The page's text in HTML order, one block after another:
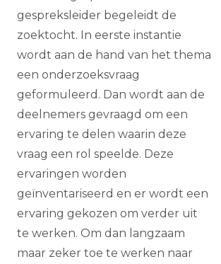
gespreksleider begeleidt de
zoektocht. In eerste instantie
wordt aan de hand van het thema
een onderzoeksvraag
geformuleerd. Dan wordt aan de
deelnemers gevraagd om een
ervaring te delen waarin deze
vraag een rol speelde. Deze
ervaringen worden
geïnventariseerd en er wordt een
ervaring gekozen om verder uit
te werken. Om dan langzaam
maar zeker toe te werken naar